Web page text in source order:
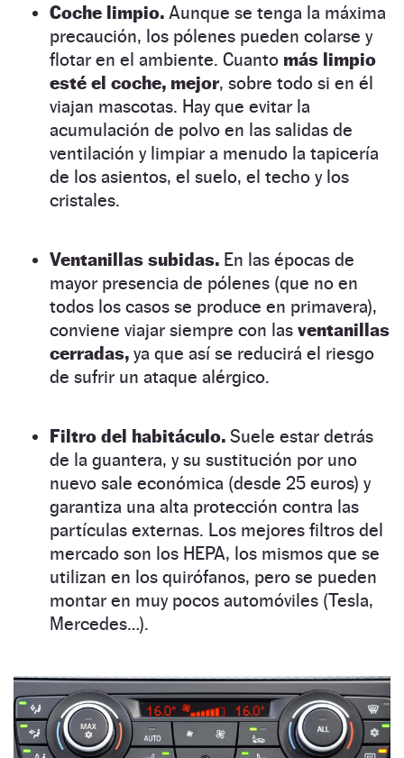
Coche limpio. Aunque se tenga la máxima
precaución, los pólenes pueden colarse y
flotar en el ambiente. Cuanto más limpio
esté el coche, mejor, sobre todo si en él
viajan mascotas. Hay que evitar la
acumulación de polvo en las salidas de
ventilación y limpiar a menudo la tapicería
de los asientos, el suelo, el techo y los
cristales.
Ventanillas subidas. En las épocas de
mayor presencia de pólenes (que no en
todos los casos se produce en primavera),
conviene viajar siempre con las ventanillas
cerradas, ya que así se reducirá el riesgo
de sufrir un ataque alérgico.
Filtro del habitáculo. Suele estar detrás
de la guantera, y su sustitución por uno
nuevo sale económica (desde 25 euros) y
garantiza una alta protección contra las
partículas externas. Los mejores filtros del
mercado son los HEPA, los mismos que se
utilizan en los quirófanos, pero se pueden
montar en muy pocos automóviles (Tesla,
Mercedes…).